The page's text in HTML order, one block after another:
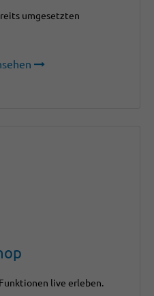
umgesetzten
live erleben.